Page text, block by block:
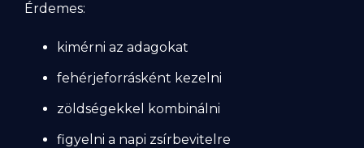
Érdemes:
kimérni az adagokat
fehérjeforrásként kezelni
zöldségekkel kombinálni
figyelni a napi zsírbevitelre